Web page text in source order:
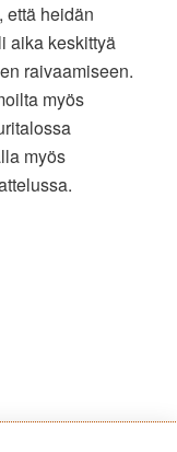
että heidän
aika keskittyä
raivaamiseen.
myös
myös